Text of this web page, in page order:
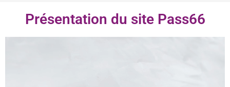
Présentation du site Pass66